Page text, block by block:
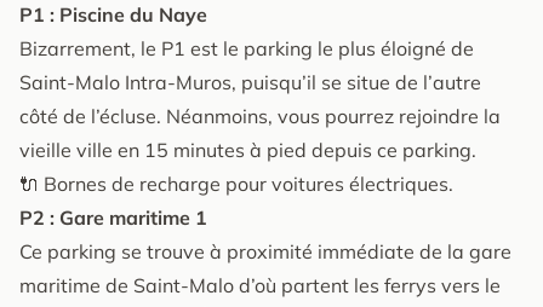
P1 : Piscine du Naye
Bizarrement, le P1 est le parking le plus éloigné de
Saint-Malo Intra-Muros, puisqu’il se situe de l’autre
côté de l’écluse. Néanmoins, vous pourrez rejoindre la
vieille ville en 15 minutes à pied depuis ce parking.
🔌 Bornes de recharge pour voitures électriques.
P2 : Gare maritime 1
Ce parking se trouve à proximité immédiate de la gare
maritime de Saint-Malo d’où partent les ferrys vers le